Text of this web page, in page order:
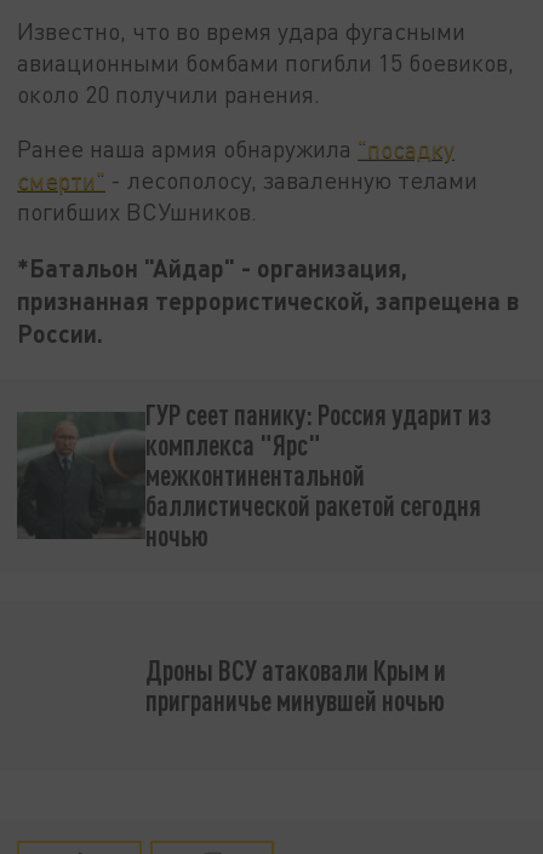
Известно, что во время удара фугасными
авиационными бомбами погибли 15 боевиков,
около 20 получили ранения.
Ранее наша армия обнаружила "посадку
смерти" - лесополосу, заваленную телами
погибших ВСУшников.
*Батальон "Айдар" - организация,
признанная террористической, запрещена в
России.
ГУР сеет панику: Россия ударит из
комплекса "Ярс"
межконтинентальной
баллистической ракетой сегодня
ночью
Дроны ВСУ атаковали Крым и
приграничье минувшей ночью